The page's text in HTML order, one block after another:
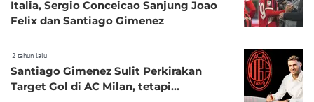
Italia, Sergio Conceicao Sanjung Joao
Felix dan Santiago Gimenez
2 tahun lalu
Santiago Gimenez Sulit Perkirakan
Target Gol di AC Milan, tetapi...